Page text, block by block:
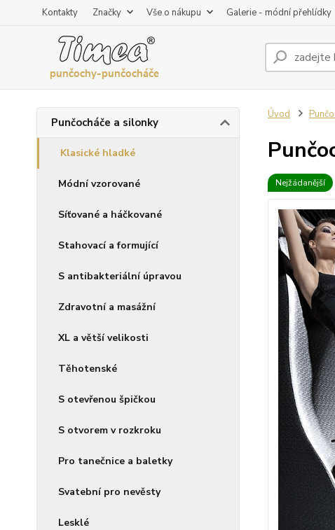
Kontakty Značky Vše o nákupu Galerie - módní přehlídky
Punčocháče a silonky
Klasické hladké
Módní vzorované
Síťované a háčkované
Stahovací a formující
S antibakteriální úpravou
Zdravotní a masážní
XL a větší velikosti
Těhotenské
S otevřenou špičkou
S otvorem v rozkroku
Pro tanečnice a baletky
Svatební pro nevěsty
Lesklé
Úvod
Nejžádanější